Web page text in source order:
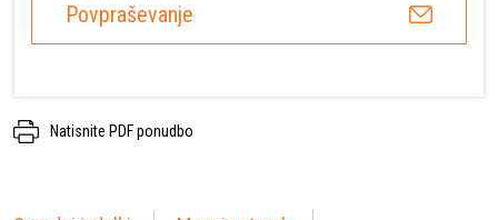
Povpraševanje
Natisnite PDF ponudbo